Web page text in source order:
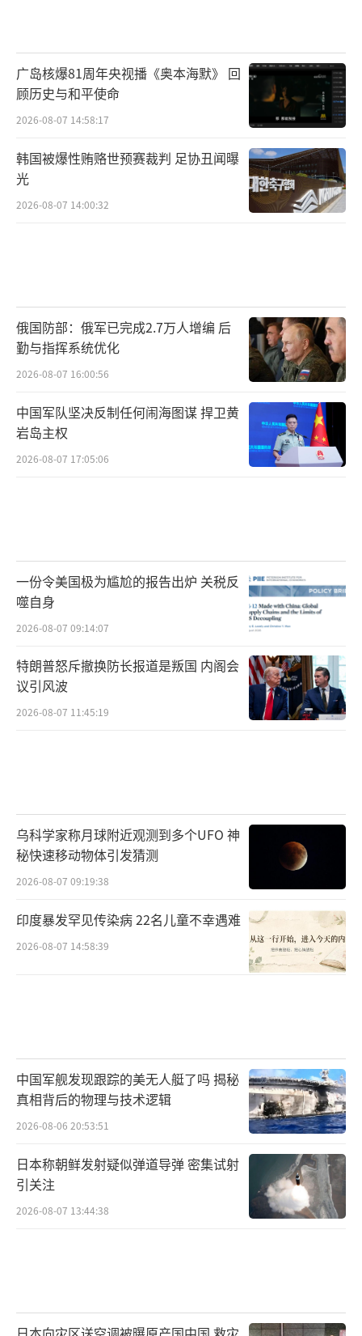
的，歼-35AE就是唯一的五代机选择了，而且能
完美融入现有的中式空战体系中。
一旦歼-35AE交付到位，南亚的空中态势就
要彻底改写。凭借隐身能力，巴基斯坦空军可
以穿透印度防空网络，对新德里等纵深目标实
施打击；而在空战中，五代机对四代机的优势
吊打你家全部战斗机，现在换成歼-35A，战况
只会更加惨烈。
经济并不宽裕，买这么高精尖的装备，钱从哪
来？这个问题其实不用担心。去年5·7空战之
后，巴基斯坦的军事实力有目共睹，沙特阿拉
助的模式在中东和南亚并不新鲜，巴基斯坦采
购中式装备，背后常常有海湾国家的资金支
持。哪怕买来歼-35A全部部署在本土，那也可
以匀出更多四代战机协防沙特，大户总归是愿
意报销这笔钱的。
有分析指出，中国军工有个不成文的规
产能也还在爬坡期。不过，中巴之间的军事合
作深度远超一般军贸关系，从枭龙联合研制到
歼-10CE快速交付，双方已经建立了高度互信。
如果歼-35A真的在2026年中期开始交付巴基斯
坦，这将是中国高端航空装备出口的一个里程
碑。
广岛核爆81周年央视播《奥本海默》 回
顾历史与和平使命
2026-08-07 14:58:17
韩国被爆性贿赂世预赛裁判 足协丑闻曝
光
2026-08-07 14:00:32
俄国防部：俄军已完成2.7万人增编 后
勤与指挥系统优化
2026-08-07 16:00:56
中国军队坚决反制任何闹海图谋 捍卫黄
岩岛主权
2026-08-07 17:05:06
一份令美国极为尴尬的报告出炉 关税反
噬自身
2026-08-07 09:14:07
特朗普怒斥撤换防长报道是叛国 内阁会
议引风波
2026-08-07 11:45:19
乌科学家称月球附近观测到多个UFO 神
秘快速移动物体引发猜测
2026-08-07 09:19:38
印度暴发罕见传染病 22名儿童不幸遇难
2026-08-07 14:58:39
中国军舰发现跟踪的美无人艇了吗 揭秘
真相背后的物理与技术逻辑
2026-08-06 20:53:51
日本称朝鲜发射疑似弹道导弹 密集试射
引关注
2026-08-07 13:44:38